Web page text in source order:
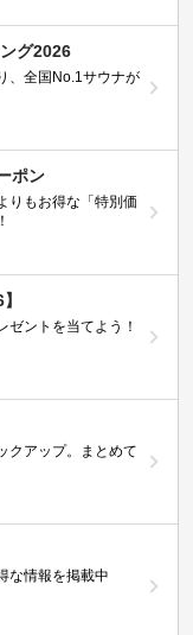
グ2026
、全国No.1サウナが
ポン
りもお得な「特別価
ゼントを当てよう！
クアップ。まとめて
な情報を掲載中